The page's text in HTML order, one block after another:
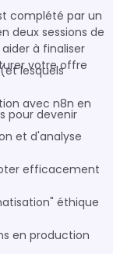
complété par un
deux sessions de
à finaliser
votre offre
pour devenir
lesquels
avec n8n en
et d'analyse
efficacement
éthique
en production